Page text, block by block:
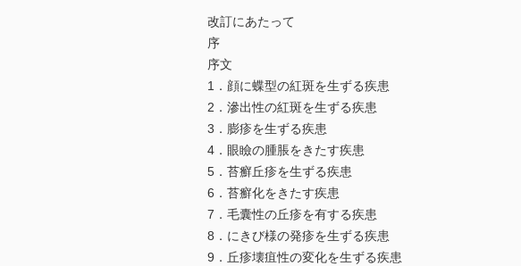
改訂にあたって
序
序文
1．顔に蝶型の紅斑を生ずる疾患
2．滲出性の紅斑を生ずる疾患
3．膨疹を生ずる疾患
4．眼瞼の腫脹をきたす疾患
5．苔癬丘疹を生ずる疾患
6．苔癬化をきたす疾患
7．毛囊性の丘疹を有する疾患
8．にきび様の発疹を生ずる疾患
9．丘疹壊疽性の変化を生ずる疾患